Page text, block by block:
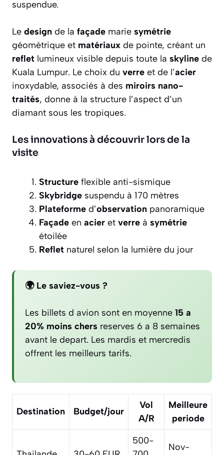
suspendue.
Le design de la façade marie symétrie
géométrique et matériaux de pointe, créant un
reflet lumineux visible depuis toute la skyline de
Kuala Lumpur. Le choix du verre et de l’acier
inoxydable, associés à des miroirs nano-
traités, donne à la structure l’aspect d’un
diamant sous les tropiques.
Les innovations à découvrir lors de la
visite
Structure flexible anti-sismique
Skybridge suspendu à 170 mètres
Plateforme d’observation panoramique
Façade en acier et verre à symétrie
étoilée
Reflet naturel selon la lumière du jour
🌍 Le saviez-vous ?
Les billets d avion sont en moyenne 15 a
20% moins chers reserves 6 a 8 semaines
avant le depart. Les mardis et mercredis
offrent les meilleurs tarifs.
Destination Budget/jour
Vol
A/R
Meilleure
periode
500-
Nov-